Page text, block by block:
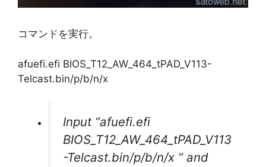
コマンドを実行。
afuefi.efi BIOS_T12_AW_464_tPAD_V113-
Telcast.bin/p/b/n/x
Input “afuefi.efi
BIOS_T12_AW_464_tPAD_V113
-Telcast.bin/p/b/n/x “ and